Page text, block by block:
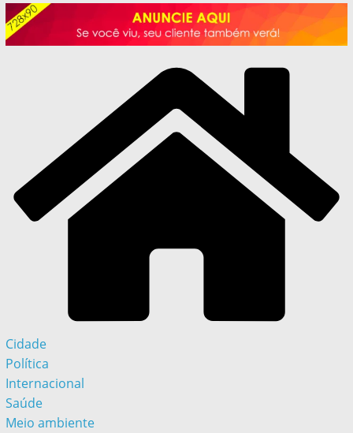
Cidade
Política
Internacional
Saúde
Meio ambiente